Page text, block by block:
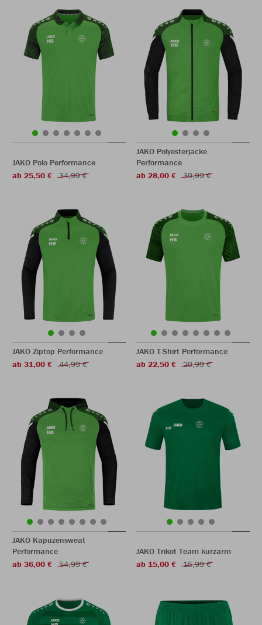
JAKO Polo Performance
ab 25,50 €
34,99 €
JAKO Polyesterjacke
Performance
ab 28,00 €
39,99 €
JAKO Ziptop Performance
ab 31,00 €
44,99 €
JAKO T-Shirt Performance
ab 22,50 €
29,99 €
JAKO Kapuzensweat
Performance
ab 36,00 €
54,99 €
JAKO Trikot Team kurzarm
ab 15,00 €
15,99 €